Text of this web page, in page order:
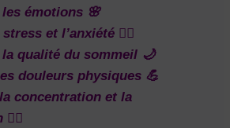
émotions 🌸
et l’anxiété 🧘‍♀️
qualité du sommeil 🌙
douleurs physiques 💪
concentration et la
🧘‍♂️